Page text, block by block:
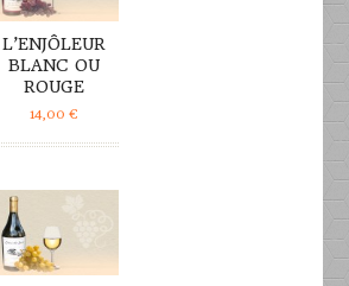
L’ENJÔLEUR
BLANC OU
ROUGE
14,00€